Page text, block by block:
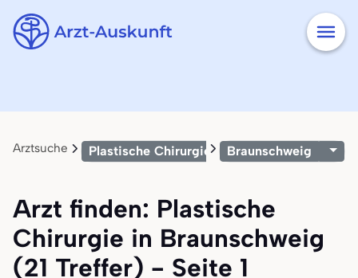
Arztsuche Plastische Chirurgie Braunschweig
Arzt finden: Plastische
Chirurgie in Braunschweig
(21 Treffer) - Seite 1